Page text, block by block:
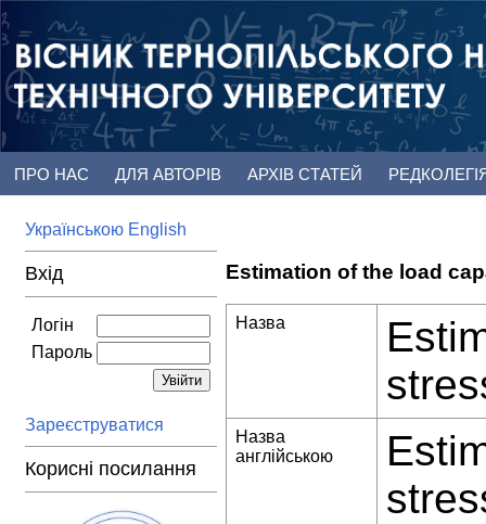
ПРО НАС ДЛЯ АВТОРІВ АРХІВ СТАТЕЙ
Українською English
Вхід
Логін
Пароль
Зареєструватися
Корисні посилання
Estimation of the load
Назва
Назва
англійською